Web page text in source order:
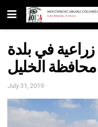
في بلدة
الخليل
July 31, 2019